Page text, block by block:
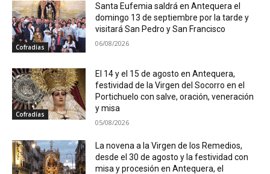
Cofradías
Santa Eufemia saldrá en Antequera el
domingo 13 de septiembre por la tarde y
visitará San Pedro y San Francisco
06/08/2026
Cofradías
El 14 y el 15 de agosto en Antequera,
festividad de la Virgen del Socorro en el
Portichuelo con salve, oración, veneración
y misa
05/08/2026
La novena a la Virgen de los Remedios,
desde el 30 de agosto y la festividad con
misa y procesión en Antequera, el